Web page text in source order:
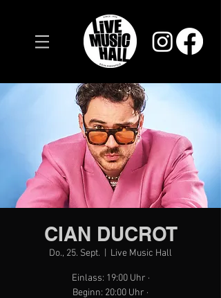
CIAN DUCROT
Do., 25. Sept. Live Music Hall
Einlass: 19:00 Uhr ·
Beginn: 20:00 Uhr ·